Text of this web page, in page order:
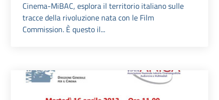
Cinema-MiBAC, esplora il territorio italiano sulle
tracce della rivoluzione nata con le Film
Commission. È questo il...